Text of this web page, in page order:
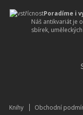
Poradíme i
Náš antikvariát je
sbírek,
Knihy Obchodní